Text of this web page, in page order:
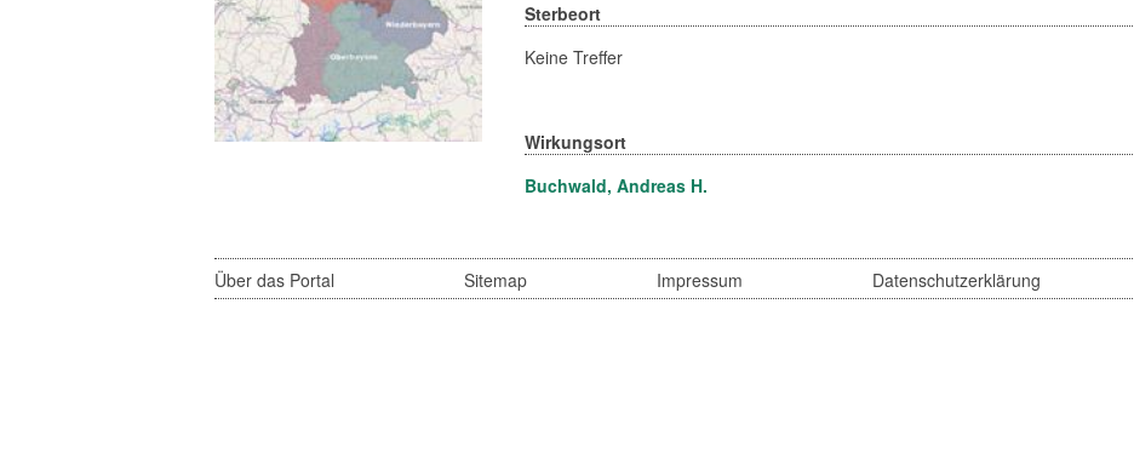
Sterbeort
Keine Treffer
Wirkungsort
Buchwald, Andreas H.
Über das Portal Sitemap Impressum Datenschutzerklärung